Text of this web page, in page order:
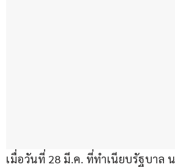
เมื่อวันที่ 28 มี.ค. ที่ทำเนียบรัฐบาล